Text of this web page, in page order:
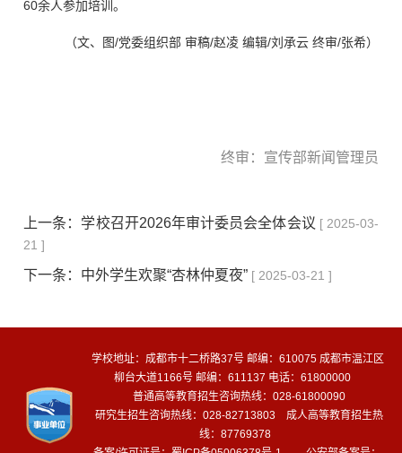
60余人参加培训。
（文、图/党委组织部 审稿/赵凌 编辑/刘承云 终审/张希）
终审：宣传部新闻管理员
上一条： 学校召开2026年审计委员会全体会议 [ 2025-03-
21 ]
下一条： 中外学生欢聚“杏林仲夏夜” [ 2025-03-21 ]
学校地址：成都市十二桥路37号 邮编：610075 成都市温江区
柳台大道1166号 邮编：611137 电话：61800000
普通高等教育招生咨询热线：028-61800090
研究生招生咨询热线：028-82713803 成人高等教育招生热
线：87769378